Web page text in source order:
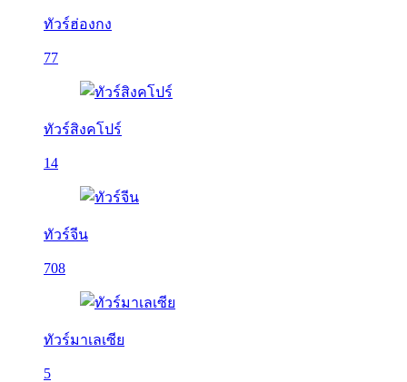
ทัวร์ฮ่องกง
77
ทัวร์สิงคโปร์
14
ทัวร์จีน
708
ทัวร์มาเลเซีย
5